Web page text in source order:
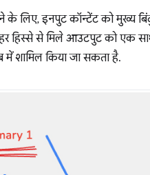
के लिए, इनपुट कॉन्टेंट को मुख्य
हिस्से से मिले आउटपुट को एक
शामिल किया जा सकता है.